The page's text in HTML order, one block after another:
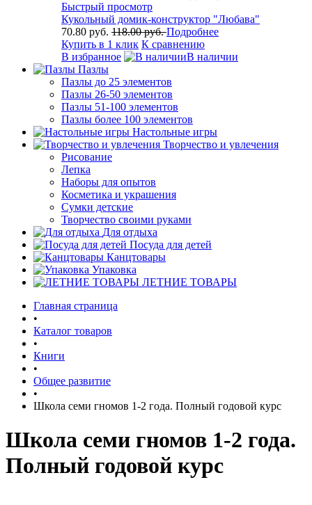
Быстрый просмотр
Кукольный домик-конструктор "Любава"
70.80 руб. 118.00 руб.Подробнее
Купить в 1 клик К сравнению
В избранное
В наличии
Пазлы
Пазлы до 25 элементов
Пазлы 26-50 элементов
Пазлы 51-100 элементов
Пазлы более 100 элементов
Настольные игры
Творчество и увлечения
Рисование
Лепка
Наборы для опытов
Косметика и украшения
Сумки детские
Творчество своими руками
Для отдыха
Посуда для детей
Канцтовары
Упаковка
ЛЕТНИЕ ТОВАРЫ
Главная страница
•
Каталог товаров
•
Книги
•
Общее развитие
•
Школа семи гномов 1-2 года. Полный годовой курс
Школа семи гномов 1-2 года.
Полный годовой курс